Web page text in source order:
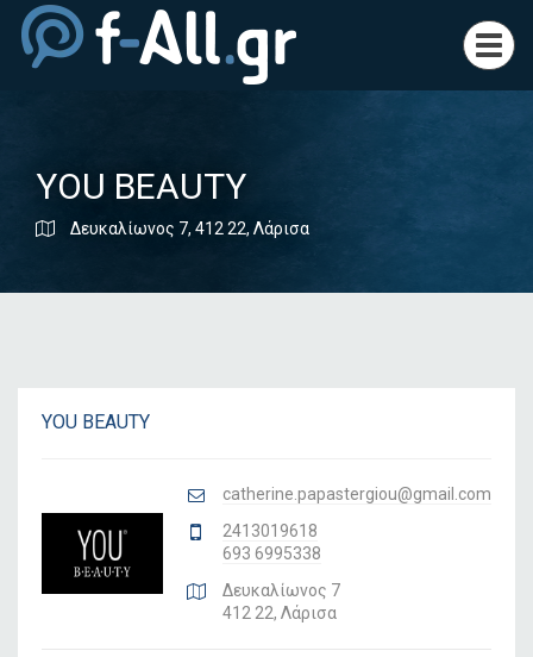
YOU BEAUTY
Δευκαλίωνος 7, 412 22, Λάρισα
YOU BEAUTY
catherine.papastergiou@gmail.com
2413019618
693 6995338
Δευκαλίωνος 7
412 22, Λάρισα